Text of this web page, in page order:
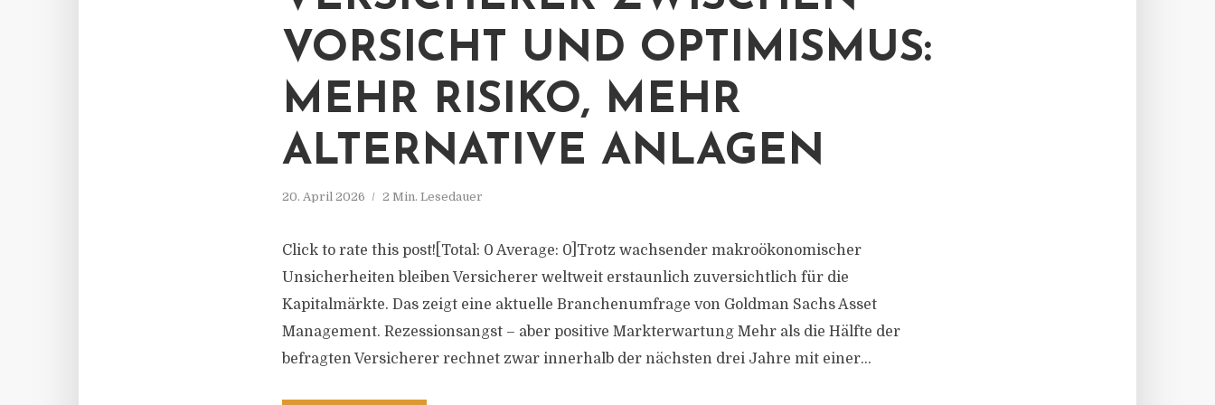
VORSICHT UND OPTIMISMUS:
MEHR RISIKO, MEHR
ALTERNATIVE ANLAGEN
20. April 2026 2 Min. Lesedauer
Click to rate this post![Total: 0 Average: 0]Trotz wachsender makroökonomischer
Unsicherheiten bleiben Versicherer weltweit erstaunlich zuversichtlich für die
Kapitalmärkte. Das zeigt eine aktuelle Branchenumfrage von Goldman Sachs Asset
Management. Rezessionsangst – aber positive Markterwartung Mehr als die Hälfte der
befragten Versicherer rechnet zwar innerhalb der nächsten drei Jahre mit einer...